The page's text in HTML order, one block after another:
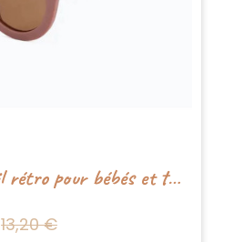
Lunettes de soleil rétro pour bébés et tout-petits - Mauve - Boho+Babe
13,20 €